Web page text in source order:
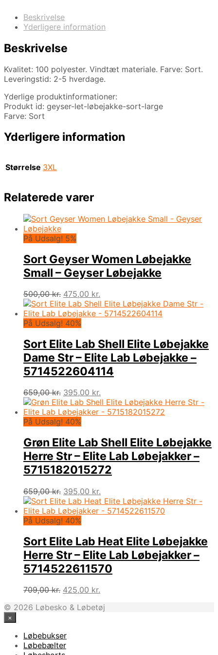
Beskrivelse
Yderligere information
Beskrivelse
Kvalitet: 100 polyester. Vindtæt materiale. Farve: Sort.
Leveringstid: 2-5 hverdage.
Yderlige produktinformationer:
Produkt id: geyser-let-løbejakke-sort-large
Farve: Sort
Yderligere information
Størrelse 3XL
Relaterede varer
På Udsalg! 5%
Sort Geyser Women Løbejakke
Small – Geyser Løbejakke
500,00kr. Den
oprindelige
pris
var:
475,00 kr.
aktuelle
pris
På Udsalg! 40%
Sort Elite Lab Shell Elite Løbejakke
Dame Str – Elite Lab Løbejakke –
5714522604114
659,00kr. Den
oprindelige
pris
var:
395,00 kr.
aktuelle
pris
På Udsalg! 40%
Grøn Elite Lab Shell Elite Løbejakke
Herre Str – Elite Lab Løbejakker –
5715182015272
659,00kr. Den
oprindelige
pris
var:
395,00 kr.
aktuelle
pris
På Udsalg! 40%
Sort Elite Lab Heat Elite Løbejakke
Herre Str – Elite Lab Løbejakker –
5714522611570
709,00kr. Den
pris
425,00 kr.
pris
© 2026 Løbesko & Løbetøj
×
Løbebukser
Løbebælter